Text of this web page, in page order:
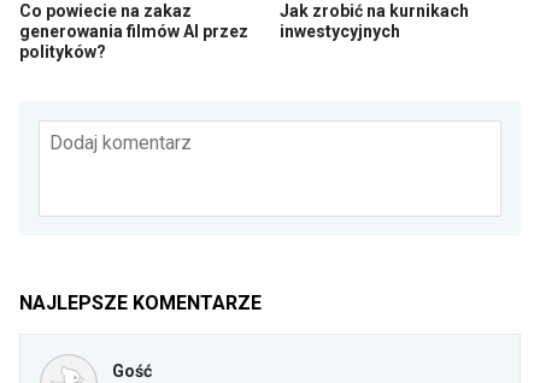
Co powiecie na zakaz
generowania filmów AI przez
polityków?
Jak zrobić na kurnikach
inwestycyjnych
Dodaj komentarz
NAJLEPSZE KOMENTARZE
Gość